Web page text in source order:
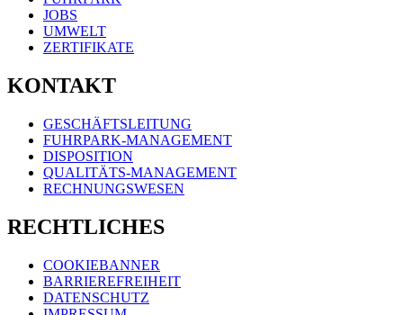
JOBS
UMWELT
ZERTIFIKATE
KONTAKT
GESCHÄFTSLEITUNG
FUHRPARK-MANAGEMENT
DISPOSITION
QUALITÄTS-MANAGEMENT
RECHNUNGSWESEN
RECHTLICHES
COOKIEBANNER
BARRIEREFREIHEIT
DATENSCHUTZ